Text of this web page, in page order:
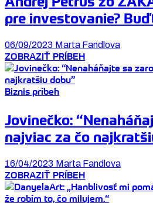
pre investovanie?
06/09/2023 Marta Fandlova
ZOBRAZIŤ PRÍBEH
Biznis príbeh
Jovinečko:
najviac za čo
16/04/2023 Marta Fandlova
ZOBRAZIŤ PRÍBEH